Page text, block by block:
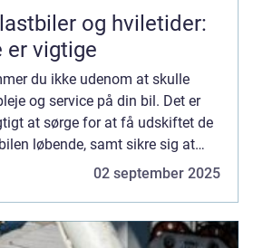
og hviletider:
er vigtige
du ikke udenom at skulle
og service på din bil. Det er
at sørge for at få udskiftet de
løbende, samt sikre sig at
der er nødvendigt. Det er b...
02 september 2025